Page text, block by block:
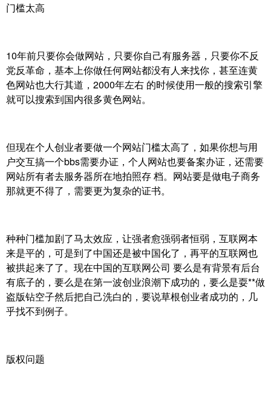
门槛太高
10年前只要你会做网站，只要你自己有服务器，只要你不反
党反革命，基本上你做任何网站都没有人来找你，甚至连黄
色网站也大行其道，2000年左右 的时候使用一般的搜索引擎
就可以搜索到国内很多黄色网站。
但现在个人创业者要做一个网站门槛太高了，如果你想与用
户交互搞一个bbs需要办证，个人网站也要备案办证，还需要
网站所有者去服务器所在地拍照存 档。网站要是做电子商务
那就更不得了，需要更为复杂的证书。
种种门槛加剧了马太效应，让强者愈强弱者恒弱，互联网本
来是平的，可是到了中国还是被中国化了，再平的互联网也
被拱起来了了。现在中国的互联网公司 要么是有背景有后台
有底子的，要么是在第一波创业浪潮下成功的，要么是耍**做
盗版钻空子然后把自己洗白的，要说草根创业者成功的，几
乎找不到例子。
版权问题